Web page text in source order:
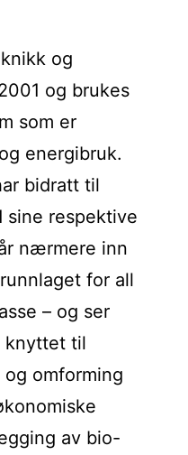
og
og brukes
som er
energibruk.
bidratt til
sine respektive
nærmere inn
for all
– og ser
knyttet til
omforming
av bio-